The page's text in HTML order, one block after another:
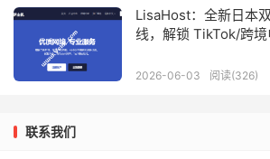
LisaHost：全新日本
线，解锁 TikTok/跨
2026-06-03 阅读(326)
联系我们